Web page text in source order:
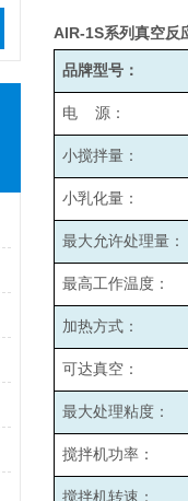
AIR-1S系列真空反
品牌型号：
电 源：
小搅拌量：
小乳化量：
最大允许处理量：
最高工作温度：
加热方式：
可达真空：
最大处理粘度：
搅拌机功率：
搅拌机转速：